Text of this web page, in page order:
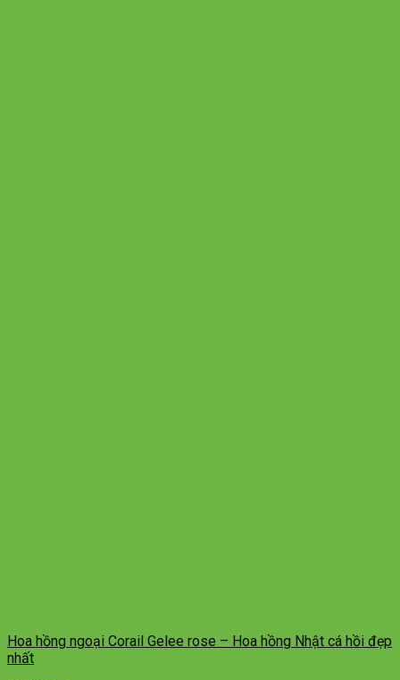
Hoa hồng ngoại Corail Gelee rose – Hoa hồng Nhật cá hồi đẹp
nhất